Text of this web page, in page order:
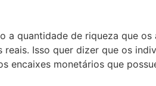
a quantidade de riqueza que os
Isso quer dizer que os
encaixes monetários que